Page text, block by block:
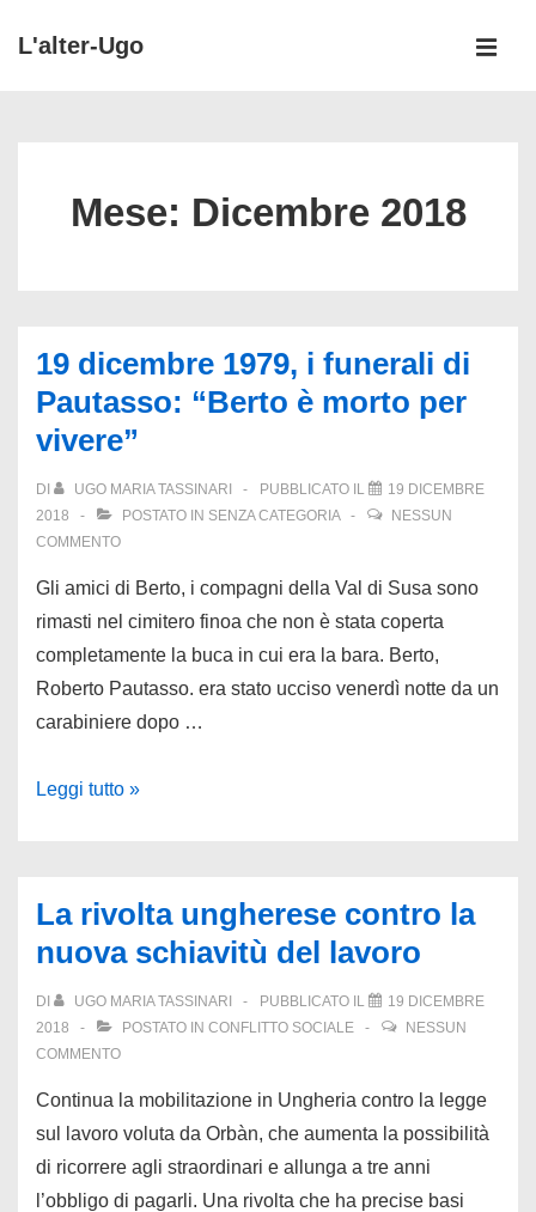
VaiL'alter-Ugo
Mese: Dicembre 2018
19 dicembre 1979, i funerali di
Pautasso: “Berto è morto per
vivere”
DI UGO MARIA TASSINARI PUBBLICATO IL
19 DICEMBRE
2018
POSTATO IN SENZA CATEGORIA
NESSUN
COMMENTO
Gli amici di Berto, i compagni della Val di Susa sono
rimasti nel cimitero finoa che non è stata coperta
completamente la buca in cui era la bara. Berto,
Roberto Pautasso. era stato ucciso venerdì notte da un
carabiniere dopo …
19
funerali
di
Pautasso:
“Berto
è
morto
per
vivere”
Leggi tutto »
La rivolta ungherese contro la
nuova schiavitù del lavoro
DI UGO MARIA TASSINARI PUBBLICATO IL
19 DICEMBRE
2018
POSTATO IN CONFLITTO SOCIALE
NESSUN
COMMENTO
Continua la mobilitazione in Ungheria contro la legge
sul lavoro voluta da Orbàn, che aumenta la possibilità
di ricorrere agli straordinari e allunga a tre anni
l’obbligo di pagarli. Una rivolta che ha precise basi